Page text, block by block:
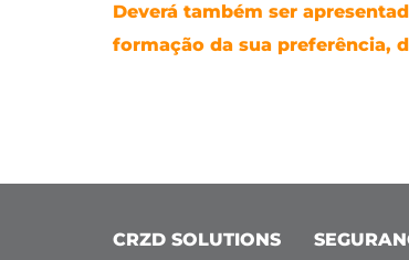
Deverá também ser
formação da sua preferência,
CRZD SOLUTIONS